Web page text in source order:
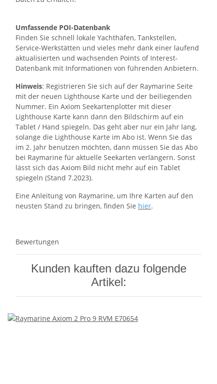
Umfassende POI-Datenbank
Finden Sie schnell lokale Yachthäfen, Tankstellen,
Service-Werkstätten und vieles mehr dank einer laufend
aktualisierten und wachsenden Points of Interest-
Datenbank mit Informationen von führenden Anbietern.
Hinweis: Registrieren Sie sich auf der Raymarine Seite
mit der neuen Lighthouse Karte und der beiliegenden
Nummer. Ein Axiom Seekartenplotter mit dieser
Lighthouse Karte kann dann den Bildschirm auf ein
Tablet / Hand spiegeln. Das geht aber nur ein Jahr lang,
solange die Lighthouse Karte im Abo ist. Wenn Sie das
im 2. Jahr benutzen möchten, dann müssen Sie das Abo
bei Raymarine für aktuelle Seekarten verlängern. Sonst
lässt sich das Axiom Bild nicht mehr auf ein Tablet
spiegeln (Stand 7.2023).
Eine Anleitung von Raymarine, um Ihre Karten auf den
neusten Stand zu bringen, finden Sie hier.
Bewertungen
Kunden kauften dazu folgende
Artikel: